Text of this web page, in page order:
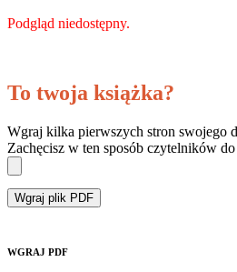
Podgląd niedostępny.
To twoja książka?
Wgraj kilka pierwszych stron swojego
Zachęcisz w ten sposób czytelników
Wgraj plik PDF
WGRAJ PDF